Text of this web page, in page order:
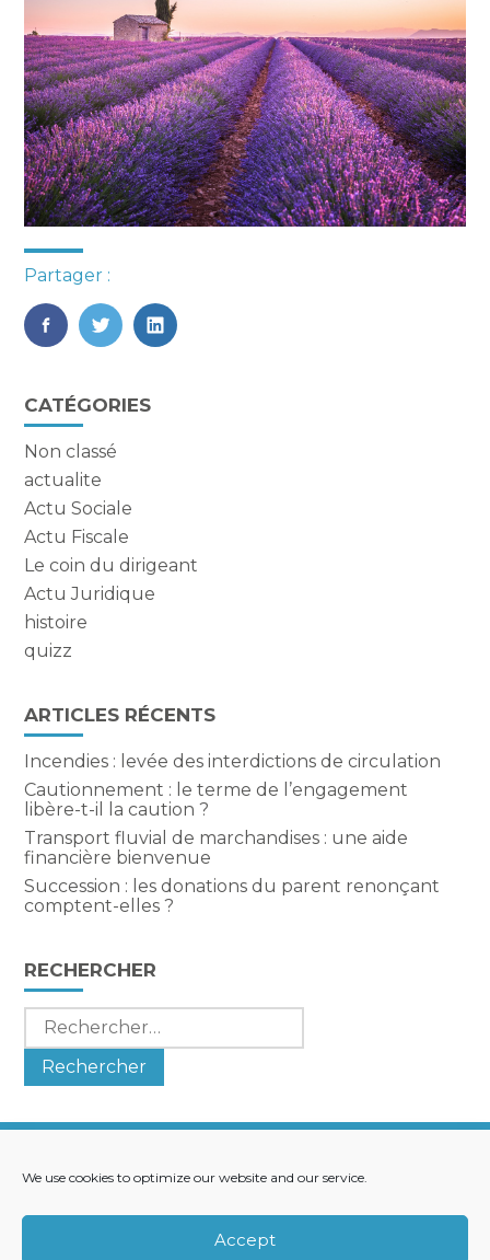
We use cookies to optimize our website and our service.
Accept
Partager :
FaceBook
TwitterLinkedIn
Blog
sidebar
CATÉGORIES
Non classé
actualite
Actu Sociale
Actu Fiscale
Le coin du dirigeant
Actu Juridique
histoire
quizz
ARTICLES RÉCENTS
Incendies : levée des interdictions de circulation
Cautionnement : le terme de l’engagement
libère-t-il la caution ?
Transport fluvial de marchandises : une aide
financière bienvenue
Succession : les donations du parent renonçant
comptent-elles ?
RECHERCHER
Rechercher :
Principale
NOS SOLUTIONS